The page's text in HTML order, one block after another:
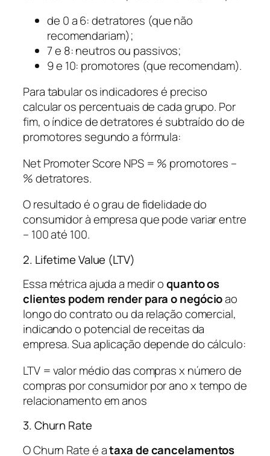
de 0 a 6: detratores (que não
recomendariam);
7 e 8: neutros ou passivos;
9 e 10: promotores (que recomendam).
Para tabular os indicadores é preciso
calcular os percentuais de cada grupo. Por
fim, o índice de detratores é subtraído do de
promotores segundo a fórmula:
Net Promoter Score NPS = % promotores –
% detratores.
O resultado é o grau de fidelidade do
consumidor à empresa que pode variar entre
– 100 até 100.
2. Lifetime Value (LTV)
Essa métrica ajuda a medir oquanto os
clientes podem render para o negócioao
longo do contrato ou da relação comercial,
indicando o potencial de receitas da
empresa. Sua aplicação depende do cálculo:
LTV = valor médio das compras x número de
compras por consumidor por ano x tempo de
relacionamento em anos
3. Churn Rate
O Churn Rate é ataxa de cancelamentos